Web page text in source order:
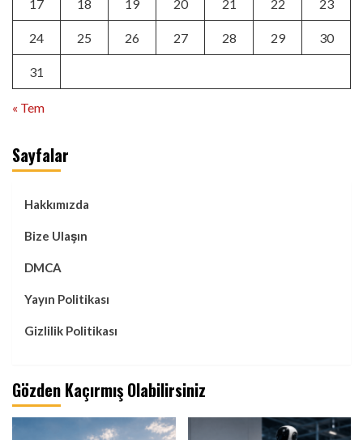
17 18 19 20 21 22 23
24 25 26 27 28 29 30
31
« Tem
Sayfalar
Hakkımızda
Bize Ulaşın
DMCA
Yayın Politikası
Gizlilik Politikası
Gözden Kaçırmış Olabilirsiniz